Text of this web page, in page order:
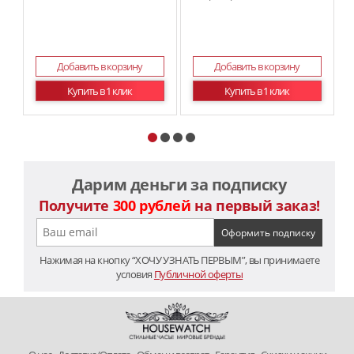
Добавить в корзину
Купить в 1 клик
Добавить в корзину
Купить в 1 клик
Дарим деньги за подписку
Получите 300 рублей на первый заказ!
Нажимая на кнопку “ХОЧУ УЗНАТЬ ПЕРВЫМ”, вы принимаете
условия Публичной оферты